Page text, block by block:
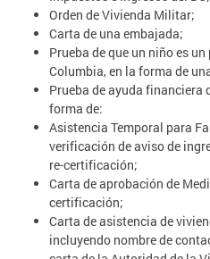
Orden de Vivienda Militar;
Carta de una embajada;
Prueba de que un niño es
Columbia, en la forma de
Prueba de ayuda financiera
forma de:
Asistencia Temporal para
verificación de aviso de
re-certificación;
Carta de aprobación de
certificación;
Carta de asistencia de
incluyendo nombre de